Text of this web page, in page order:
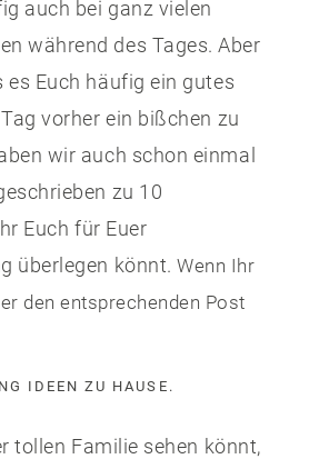
auch bei ganz vielen
während des Tages. Aber
es Euch häufig ein gutes
vorher ein bißchen zu
wir auch schon einmal
zu 10
Euch für Euer
überlegen könnt.Wenn Ihr
den entsprechenden Post
IDEEN ZU HAUSE.
tollen Familie sehen könnt,